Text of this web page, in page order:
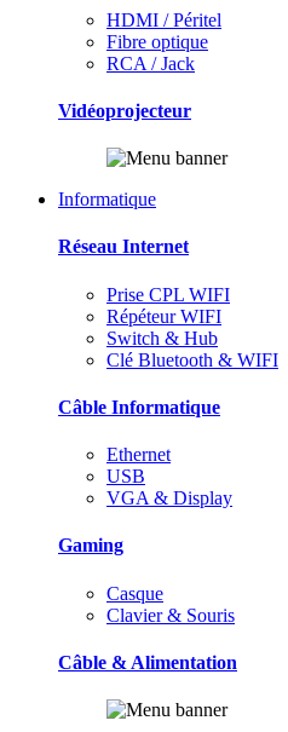
HDMI / Péritel
Fibre optique
RCA / Jack
Vidéoprojecteur
Informatique
Réseau Internet
Prise CPL WIFI
Répéteur WIFI
Switch & Hub
Clé Bluetooth & WIFI
Câble Informatique
Ethernet
USB
VGA & Display
Gaming
Casque
Clavier & Souris
Câble & Alimentation